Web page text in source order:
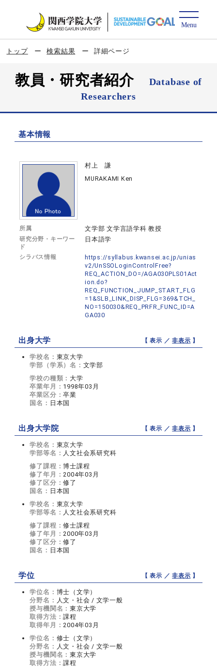
トップ 検索結果 詳細ページ
教員・研究者紹介
Database of
Researchers
基本情報
村上 謙
MURAKAMI Ken
所属 文学部 文学言語学科 教授
研究分野・キーワー
ド
日本語学
シラバス情報
https://syllabus.kwansei.ac.jp/unias
v2/UnSSOLoginControlFree?
REQ_ACTION_DO=/AGA030PLS01Act
ion.do?
REQ_FUNCTION_JUMP_START_FLG
=1&SLB_LINK_DISP_FLG=369&TCH_
NO=150030&REQ_PRFR_FUNC_ID=A
GA030
出身大学 【 表示 ／非表示 】
学校名： 東京大学
学部（学系）名： 文学部
学校の種類： 大学
卒業年月： 1998年03月
卒業区分：卒業
国名： 日本国
出身大学院 【 表示 ／非表示 】
学校名： 東京大学
学部等名： 人文社会系研究科
修了課程：博士課程
修了年月：2004年03月
修了区分：修了
国名： 日本国
学校名： 東京大学
学部等名： 人文社会系研究科
修了課程：修士課程
修了年月：2000年03月
修了区分：修了
国名： 日本国
学位 【 表示 ／非表示 】
学位名： 博士（文学）
分野名： 人文・社会 / 文学一般
授与機関名：東京大学
取得方法：課程
取得年月：2004年03月
学位名： 修士（文学）
分野名： 人文・社会 / 文学一般
授与機関名：東京大学
取得方法：課程